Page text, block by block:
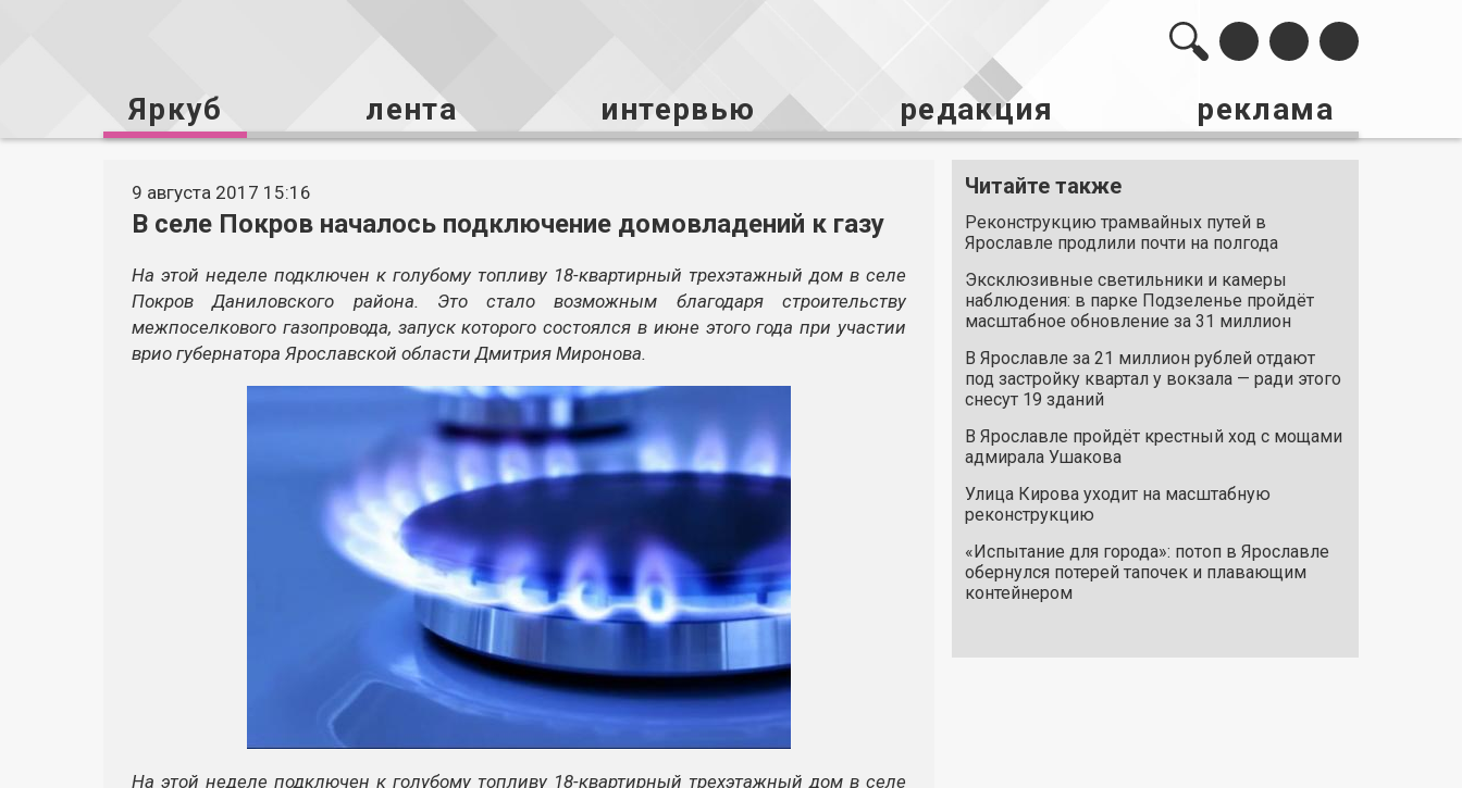
Яркуб лента интервью редакция реклама
9 августа 2017 15:16
В селе Покров началось подключение домовладений к газу
На этой неделе подключен к голубому топливу 18-квартирный трехэтажный дом в селе
Покров Даниловского района. Это стало возможным благодаря строительству
межпоселкового газопровода, запуск которого состоялся в июне этого года при участии
врио губернатора Ярославской области Дмитрия Миронова.
На этой неделе подключен к голубому топливу 18-квартирный трехэтажный дом в селе
Читайте также
Реконструкцию трамвайных путей в
Ярославле продлили почти на полгода
Эксклюзивные светильники и камеры
наблюдения: в парке Подзеленье пройдёт
масштабное обновление за 31 миллион
В Ярославле за 21 миллион рублей отдают
под застройку квартал у вокзала — ради этого
снесут 19 зданий
В Ярославле пройдёт крестный ход с мощами
адмирала Ушакова
Улица Кирова уходит на масштабную
реконструкцию
«Испытание для города»: потоп в Ярославле
обернулся потерей тапочек и плавающим
контейнером